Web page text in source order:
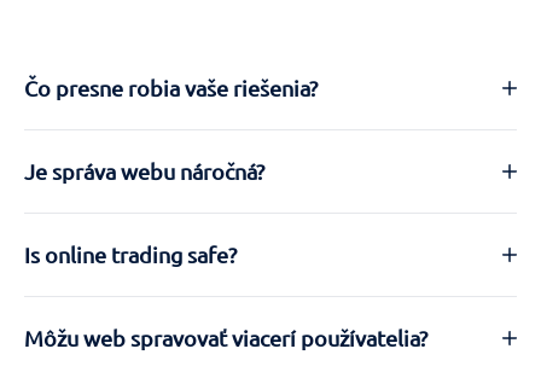
Čo presne robia vaše riešenia?
automatizáciu procesov a zlepšenie výkonu vašej
Je správa webu náročná?
používateľovi. Každý ho zvládne ovládať bez problémov.
Is online trading safe?
members and can set their roles based on their position
Môžu web spravovať viacerí používatelia?